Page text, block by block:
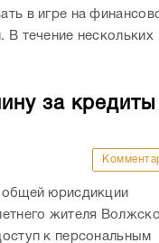
в игре на
течение нескольких
за кредиты
юрисдикции
жителя
к персональным